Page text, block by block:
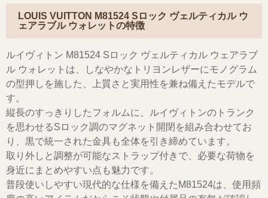
LOUIS VUITTON M81524 Sロック ヴェルティカル ウ
ェアラブル ウォレットの特徴
ルイヴィトン M81524 Sロック ヴェルティカル ウェアラブ
ル ウォレットは、しなやかなトリヨンレザーにモノグラム
の型押しを施した、上質さと実用性を兼ね備えたモデルで
す。
縦長のすっきりしたフォルムに、ルイヴィトンのトランク
を思わせるSロック調のマグネット開閉を組み合わせてお
り、黒で統一された金具も全体を引き締めています。
取り外しと調整が可能なストラップ付きで、必要な荷物を
身近にまとめやすい点も魅力です。
普段使いしやすい現代的な仕様を備えたM81524は、使用頻